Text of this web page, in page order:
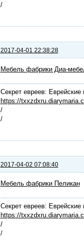
/
2017-04-01 22:38:28
Мебель фабрики Диа-
Секрет евреев:
https://
/
/
2017-04-02 07:08:40
Мебель фабрики Пеликан
Секрет евреев:
https://
/
/